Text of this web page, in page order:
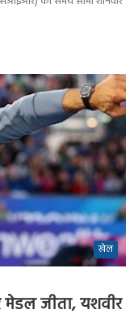
खेल
मेडल जीता, यशवीर